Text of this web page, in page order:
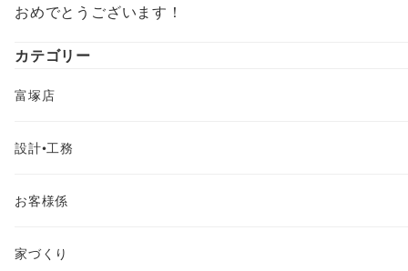
おめでとうございます！
カテゴリー
富塚店
設計•工務
お客様係
家づくり